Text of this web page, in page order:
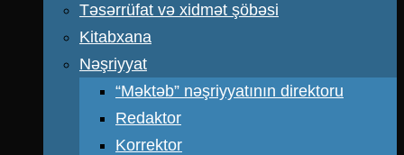
Təsərrüfat və xidmət şöbəsi
Kitabxana
Nəşriyyat
“Məktəb” nəşriyyatının direktoru
Redaktor
Korrektor